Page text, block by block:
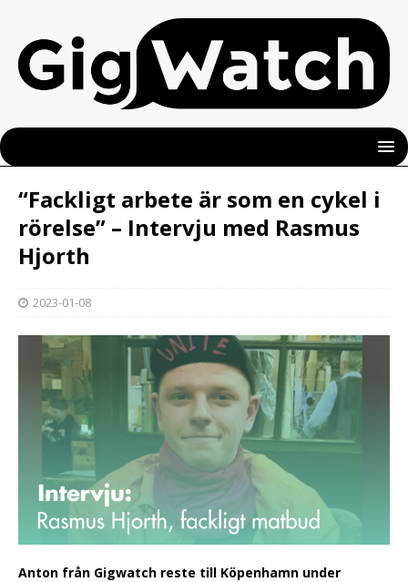
“Fackligt arbete är som en cykel i
rörelse” – Intervju med Rasmus
Hjorth
2023-01-08
Anton från Gigwatch reste till Köpenhamn under